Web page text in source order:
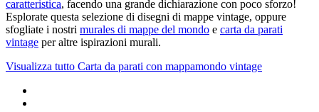
caratteristica, facendo una grande dichiarazione con poco sforzo!
Esplorate questa selezione di disegni di mappe vintage, oppure
sfogliate i nostri murales di mappe del mondo e carta da parati
vintage per altre ispirazioni murali.
Visualizza tutto Carta da parati con mappamondo vintage